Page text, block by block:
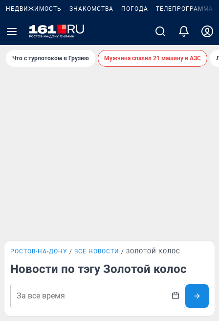
НЕДВИЖИМОСТЬ ЗНАКОМСТВА ПОГОДА ТЕЛЕПРОГРАММА
Что с турпотоком в Грузию Мужчина спалил 21 машину и АЗС
РОСТОВ-НА-ДОНУ ВСЕ НОВОСТИ ЗОЛОТОЙ КОЛОС
Новости по тэгу Золотой колос